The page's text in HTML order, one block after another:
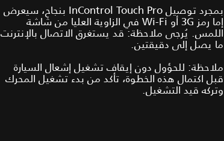
بمجرد توصيل InControl Touch Pro بنجاح، سيعرض
إما رمز 3G أو Wi-Fi في الزاوية العليا من شاشة
اللمس. يُرجى ملاحظة: قد يستغرق الاتصال بالإنترنت
ما يصل إلى دقيقتين.
ملاحظة: للحؤول دون إيقاف تشغيل إشعال السيارة
قبل اكتمال هذه الخطوة، تأكد من بدء تشغيل المحرك
وتركه قيد التشغيل.